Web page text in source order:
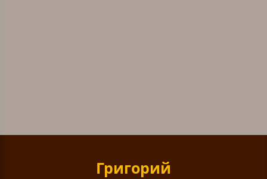
Григорий